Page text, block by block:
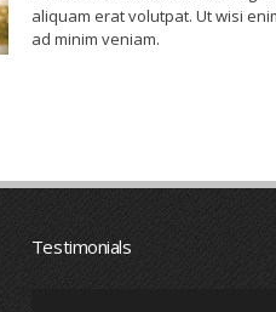
aliquam erat volutpat. Ut wisi
ad minim veniam.
Testimonials